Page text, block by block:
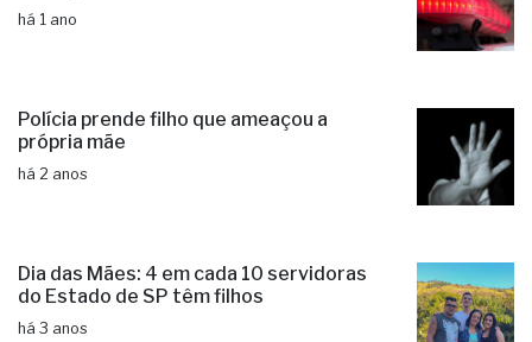
há 1 ano
Polícia prende filho que ameaçou a
própria mãe
há 2 anos
Dia das Mães: 4 em cada 10 servidoras
do Estado de SP têm filhos
há 3 anos